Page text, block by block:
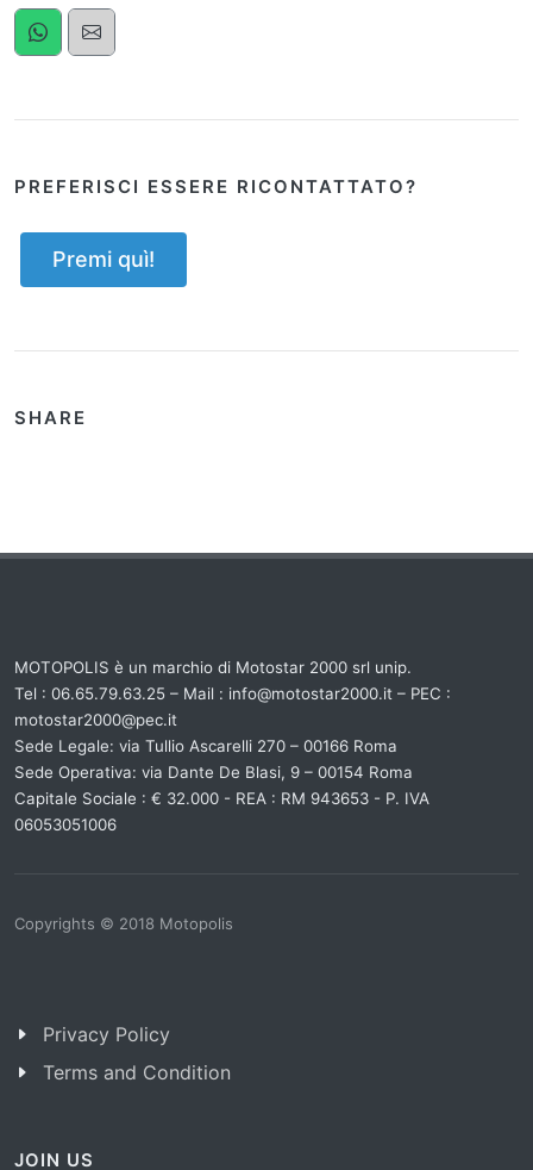
PREFERISCI ESSERE RICONTATTATO?
Premi quì!
SHARE
MOTOPOLIS è un marchio di Motostar 2000 srl unip.
Tel : 06.65.79.63.25 – Mail : info@motostar2000.it – PEC :
motostar2000@pec.it
Sede Legale: via Tullio Ascarelli 270 – 00166 Roma
Sede Operativa: via Dante De Blasi, 9 – 00154 Roma
Capitale Sociale : € 32.000 - REA : RM 943653 - P. IVA
06053051006
Copyrights © 2018 Motopolis
Piè di pagina
Privacy Policy
Terms and Condition
JOIN US